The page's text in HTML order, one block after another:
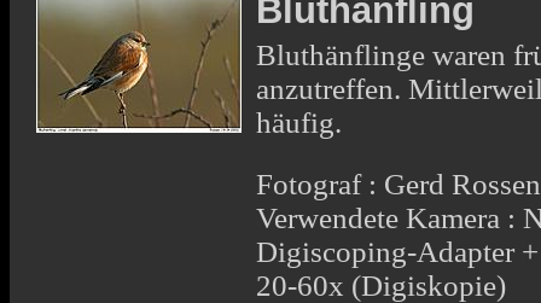
Bluthänfling
Bluthänflinge waren
anzutreffen.
häufig.
Fotograf : Gerd Rossen
Verwendete Kamera :
Digiscoping-Adapter
20-60x (Digiskopie)